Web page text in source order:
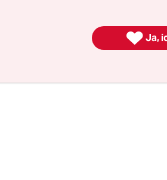
eine Kooperation zwischen
und Recht, bei der  Ja,